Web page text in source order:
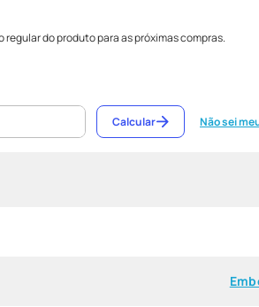
do produto para as próximas compras.
Não sei
Calcular